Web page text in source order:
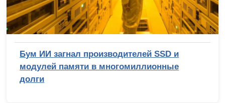
Бум ИИ загнал производителей SSD и
модулей памяти в многомиллионные
долги